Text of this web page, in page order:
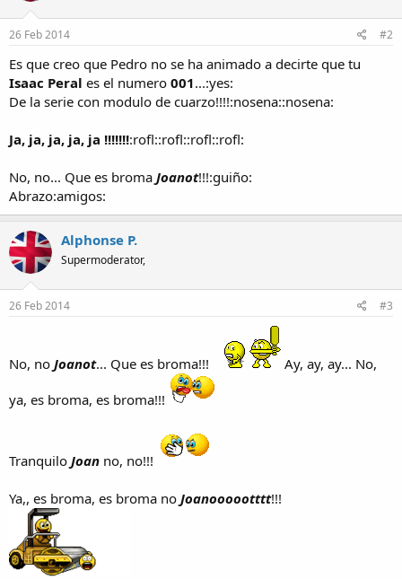
26 Feb 2014 #2
Es que creo que Pedro no se ha animado a decirte que tu
Isaac Peral es el numero 001...:yes:
De la serie con modulo de cuarzo!!!!:nosena::nosena:
Ja, ja, ja, ja, ja !!!!!!!:rofl::rofl::rofl::rofl:
No, no... Que es broma Joanot!!!:guiño:
Abrazo:amigos:
Alphonse P.
Supermoderator,
26 Feb 2014 #3
No, no Joanot... Que es broma!!!
Ay, ay, ay... No,
ya, es broma, es broma!!!
Tranquilo Joan no, no!!!
Ya,, es broma, es broma no Joanoooootttt!!!